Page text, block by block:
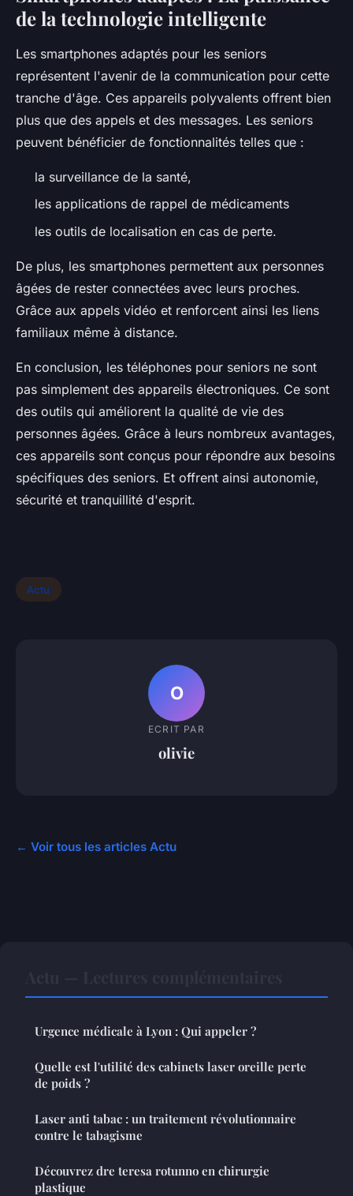
de la technologie intelligente
Les smartphones adaptés pour les seniors
représentent l'avenir de la communication pour cette
tranche d'âge. Ces appareils polyvalents offrent bien
plus que des appels et des messages. Les seniors
peuvent bénéficier de fonctionnalités telles que :
la surveillance de la santé,
les applications de rappel de médicaments
les outils de localisation en cas de perte.
De plus, les smartphones permettent aux personnes
âgées de rester connectées avec leurs proches.
Grâce aux appels vidéo et renforcent ainsi les liens
familiaux même à distance.
En conclusion, les téléphones pour seniors ne sont
pas simplement des appareils électroniques. Ce sont
des outils qui améliorent la qualité de vie des
personnes âgées. Grâce à leurs nombreux avantages,
ces appareils sont conçus pour répondre aux besoins
spécifiques des seniors. Et offrent ainsi autonomie,
sécurité et tranquillité d'esprit.
Actu
O
ECRIT PAR
olivie
← Voir tous les articles Actu
Urgence médicale à Lyon : Qui appeler ?
Quelle est l'utilité des cabinets laser oreille perte
de poids ?
Laser anti tabac : un traitement révolutionnaire
contre le tabagisme
Découvrez dre teresa rotunno en chirurgie
plastique